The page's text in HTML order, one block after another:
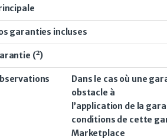
garanties incluses
(²)
Dans le cas où une
obstacle à
l’application de la
conditions de cette
Marketplace